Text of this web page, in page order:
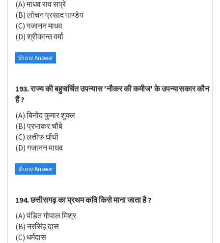
(A) माधव राव सप्रे
(B) लोचन प्रसाद पाण्डेय
(C) गजानन माधव
(D) श्रीकान्त वर्मा
Show Answer
193. राज्य की बहुचर्चित उपन्यास 'नौकर की कमीज' के उपन्यासकार कौन
हैं ?
(A) बिनोद कुमार शुक्ल
(B) प्रभाकर चौबे
(C) लतीफ घोंघी
(D) गजानन माधव
Show Answer
194. छत्तीसगढ़ का प्रथम कवि किसे माना जाता है ?
(A) पंडित गोपाल मिश्र
(B) नरसिंह दास
(C) धर्मदास